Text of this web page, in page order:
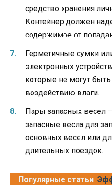
средство хранения
Контейнер должен
содержимое от
Герметичные сумки
электронных
которые не могут
воздействию влаги.
Пары запасных весел
запасные весла для
основных весел или
длительных поездок.
Популярные статьи